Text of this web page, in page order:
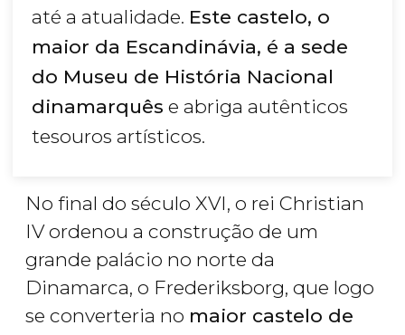
até a atualidade. Este castelo, o
maior da Escandinávia, é a sede
do Museu de História Nacional
dinamarquês e abriga autênticos
tesouros artísticos.
No final do século XVI, o rei Christian
IV ordenou a construção de um
grande palácio no norte da
Dinamarca, o Frederiksborg, que logo
se converteria no maior castelo de